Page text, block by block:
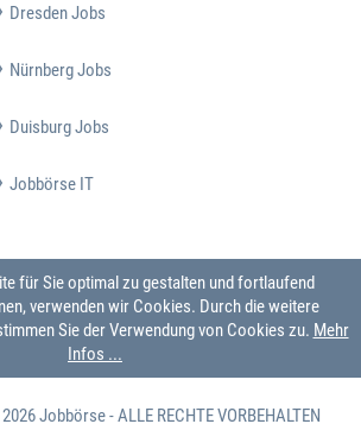
Dresden Jobs
Nürnberg Jobs
Duisburg Jobs
Jobbörse IT
für Sie optimal zu gestalten und fortlaufend
verwenden wir Cookies. Durch die weitere
Sie der Verwendung von Cookies zu. Mehr
Infos ...
Jobbörse- ALLE RECHTE VORBEHALTEN